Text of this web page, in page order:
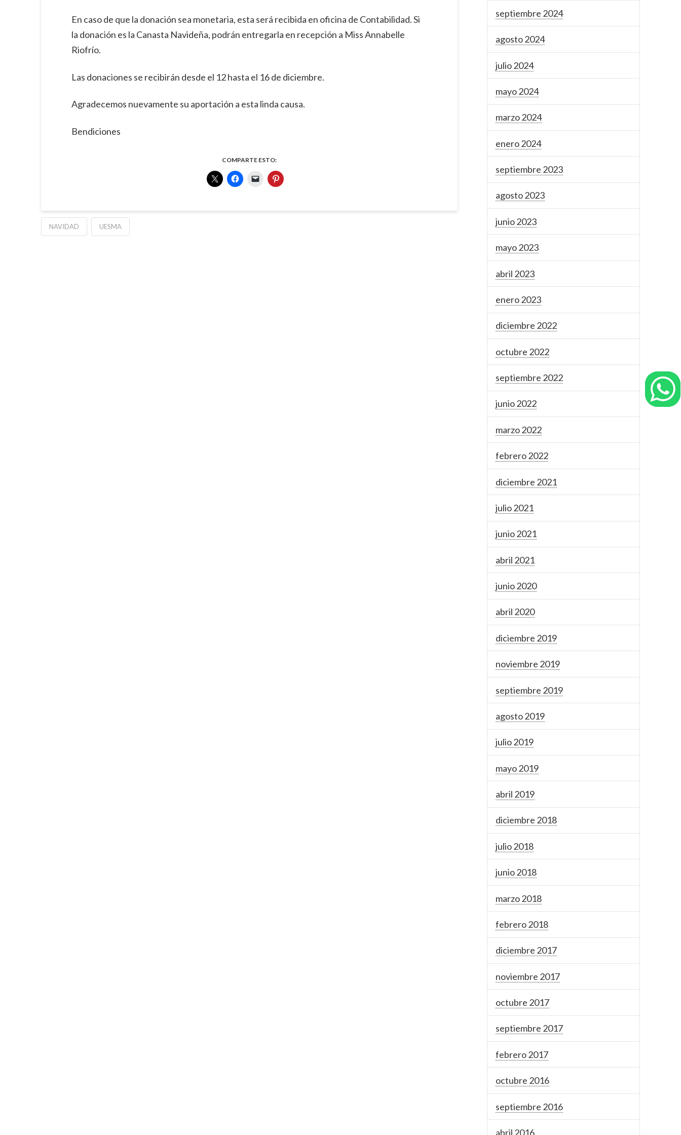
En caso de que la donación sea monetaria, esta será recibida en oficina de Contabilidad. Si
la donación es la Canasta Navideña, podrán entregarla en recepción a Miss Annabelle
Riofrío.
Las donaciones se recibirán desde el 12 hasta el 16 de diciembre.
Agradecemos nuevamente su aportación a esta linda causa.
Bendiciones
COMPARTE ESTO:
NAVIDAD UESMA
septiembre 2024
agosto 2024
julio 2024
mayo 2024
marzo 2024
enero 2024
septiembre 2023
agosto 2023
junio 2023
mayo 2023
abril 2023
enero 2023
diciembre 2022
octubre 2022
septiembre 2022
junio 2022
marzo 2022
febrero 2022
diciembre 2021
julio 2021
junio 2021
abril 2021
junio 2020
abril 2020
diciembre 2019
noviembre 2019
septiembre 2019
agosto 2019
julio 2019
mayo 2019
abril 2019
diciembre 2018
julio 2018
junio 2018
marzo 2018
febrero 2018
diciembre 2017
noviembre 2017
octubre 2017
septiembre 2017
febrero 2017
octubre 2016
septiembre 2016
abril 2016